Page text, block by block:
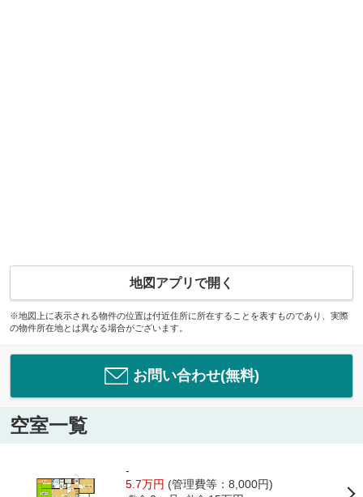
地図アプリで開く
※地図上に表示される物件の位置は付近住所に所在することを表すものであり、実際
の物件所在地とは異なる場合がございます。
お問い合わせ(無料)
空室一覧
-
5.7万円 (管理費等：8,000円)